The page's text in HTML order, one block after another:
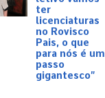
ter
licenciaturas
no Rovisco
Pais, o que
para nós é um
passo
gigantesco”